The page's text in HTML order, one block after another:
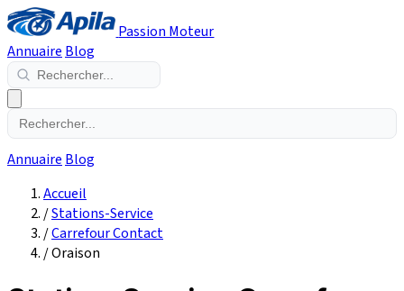
Passion Moteur
Annuaire Blog
Annuaire Blog
Accueil
/Stations-Service
/Carrefour Contact
/Oraison